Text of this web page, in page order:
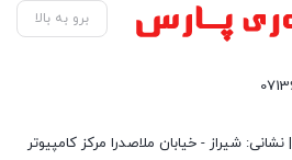
برو به بالا
Parsnovin.shiraz@gmail.com| نشانی: شیراز - خیابان ملاصدرا مرکز کامپیوتر